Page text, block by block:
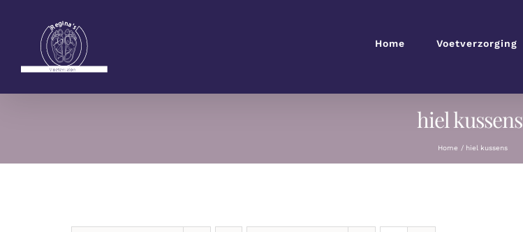
Home Voetverzorging
hiel kussens
Home hiel kussens